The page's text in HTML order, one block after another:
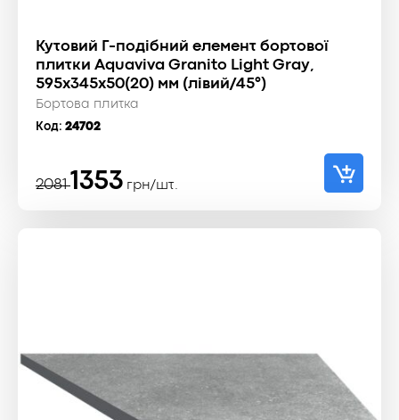
Кутовий Г-подібний елемент бортової
плитки Aquaviva Granito Light Gray,
595x345x50(20) мм (лівий/45°)
Бортова плитка
Код: 24702
2081
Оригінальна
2081 ₴.
1353
Поточна
1353 ₴.
грн/шт.